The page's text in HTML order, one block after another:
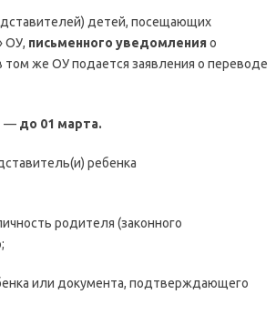
детей, посещающих
ОУ, письменного уведомленияо
же ОУ подается заявления о переводе
— до 01 марта.
ребенка
родителя (законного
или документа, подтверждающего